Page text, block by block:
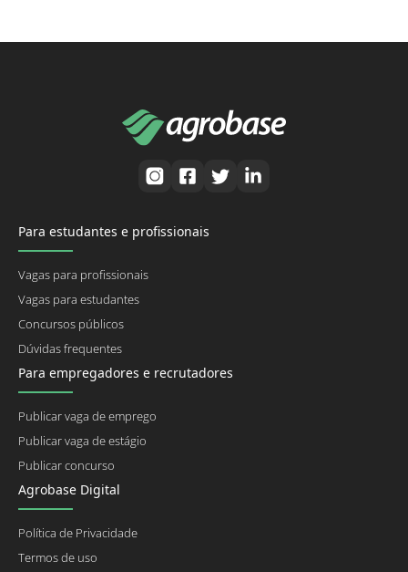
Para estudantes e profissionais
Vagas para profissionais
Vagas para estudantes
Concursos públicos
Dúvidas frequentes
Para empregadores e recrutadores
Publicar vaga de emprego
Publicar vaga de estágio
Publicar concurso
Agrobase Digital
Política de Privacidade
Termos de uso